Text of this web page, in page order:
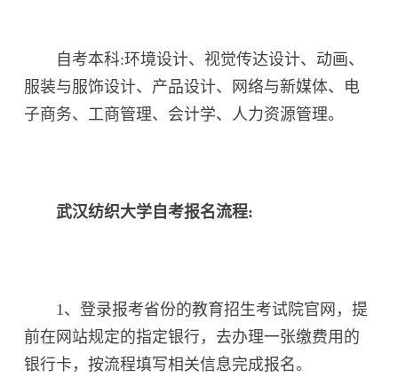
自考本科:环境设计、视觉传达设计、动画、
服装与服饰设计、产品设计、网络与新媒体、电
子商务、工商管理、会计学、人力资源管理。
武汉纺织大学自考报名流程:
1、登录报考省份的教育招生考试院官网，提
前在网站规定的指定银行，去办理一张缴费用的
银行卡，按流程填写相关信息完成报名。